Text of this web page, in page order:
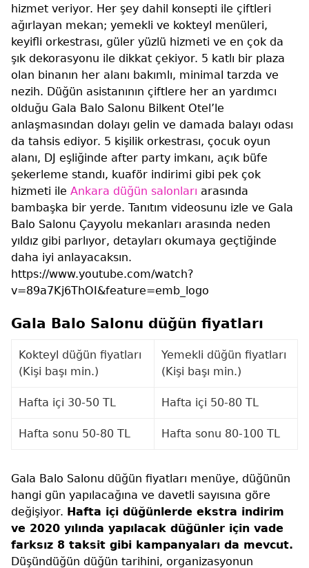
hizmet veriyor. Her şey dahil konsepti ile çiftleri
ağırlayan mekan; yemekli ve kokteyl menüleri,
keyifli orkestrası, güler yüzlü hizmeti ve en çok da
şık dekorasyonu ile dikkat çekiyor. 5 katlı bir plaza
olan binanın her alanı bakımlı, minimal tarzda ve
nezih. Düğün asistanının çiftlere her an yardımcı
olduğu Gala Balo Salonu Bilkent Otel’le
anlaşmasından dolayı gelin ve damada balayı odası
da tahsis ediyor. 5 kişilik orkestrası, çocuk oyun
alanı, DJ eşliğinde after party imkanı, açık büfe
şekerleme standı, kuaför indirimi gibi pek çok
hizmeti ile Ankara düğün salonları arasında
bambaşka bir yerde. Tanıtım videosunu izle ve Gala
Balo Salonu Çayyolu mekanları arasında neden
yıldız gibi parlıyor, detayları okumaya geçtiğinde
daha iyi anlayacaksın.
https://www.youtube.com/watch?
v=89a7Kj6ThOI&feature=emb_logo
Gala Balo Salonu düğün fiyatları
Kokteyl düğün fiyatları
(Kişi başı min.)
Yemekli düğün fiyatları
(Kişi başı min.)
Hafta içi 30-50 TL Hafta içi 50-80 TL
Hafta sonu 50-80 TL Hafta sonu 80-100 TL
Gala Balo Salonu düğün fiyatları menüye, düğünün
hangi gün yapılacağına ve davetli sayısına göre
değişiyor. Hafta içi düğünlerde ekstra indirim
ve 2020 yılında yapılacak düğünler için vade
farksız 8 taksit gibi kampanyaları da mevcut.
Düşündüğün düğün tarihini, organizasyonun